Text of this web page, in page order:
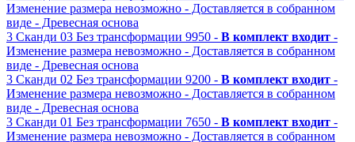
Изменение размера невозможно - Доставляется в собранном
виде - Древесная основа
3 Сканди 03 Без трансформации 9950 - В комплект входит -
Изменение размера невозможно - Доставляется в собранном
виде - Древесная основа
3 Сканди 02 Без трансформации 9200 - В комплект входит -
Изменение размера невозможно - Доставляется в собранном
виде - Древесная основа
3 Сканди 01 Без трансформации 7650 - В комплект входит -
Изменение размера невозможно - Доставляется в собранном